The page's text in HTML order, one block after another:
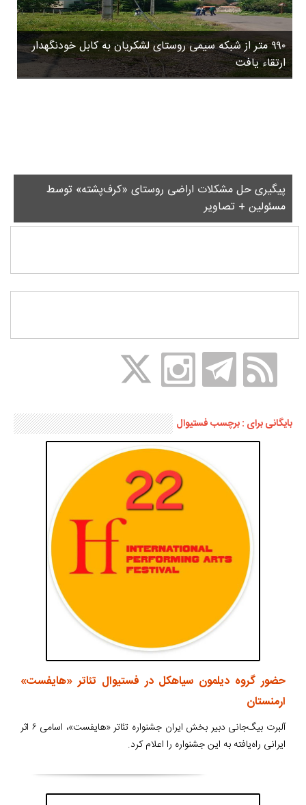
روستاها
ورزشی
سیاسی
چندرسانه ای
۹۹۰ متر از شبکه سیمی روستای لشکریان به کابل خودنگهدار
ارتقاء یافت
پیگیری حل مشکلات اراضی روستای «کرف‌پشته» توسط
مسئولین + تصاویر
۳
۵
۸
ب
ا
ش
د
.
بایگانی برای : برچسب فستیوال
حضور گروه دیلمون سیاهکل در فستیوال تئاتر «هایفست»
ارمنستان
آلبرت بیگ‌جانی دبیر بخش ایران جشنواره تئاتر «هایفست»، اسامی ۶ اثر
ایرانی راه‌یافته به این جشنواره را اعلام کرد.